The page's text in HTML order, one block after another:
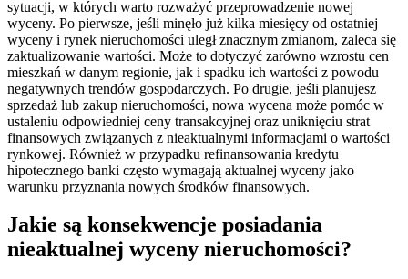
sytuacji, w których warto rozważyć przeprowadzenie nowej
wyceny. Po pierwsze, jeśli minęło już kilka miesięcy od ostatniej
wyceny i rynek nieruchomości uległ znacznym zmianom, zaleca się
zaktualizowanie wartości. Może to dotyczyć zarówno wzrostu cen
mieszkań w danym regionie, jak i spadku ich wartości z powodu
negatywnych trendów gospodarczych. Po drugie, jeśli planujesz
sprzedaż lub zakup nieruchomości, nowa wycena może pomóc w
ustaleniu odpowiedniej ceny transakcyjnej oraz uniknięciu strat
finansowych związanych z nieaktualnymi informacjami o wartości
rynkowej. Również w przypadku refinansowania kredytu
hipotecznego banki często wymagają aktualnej wyceny jako
warunku przyznania nowych środków finansowych.
Jakie są konsekwencje posiadania
nieaktualnej wyceny nieruchomości?